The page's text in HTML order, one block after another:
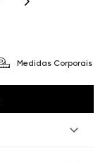
Medidas Corporais